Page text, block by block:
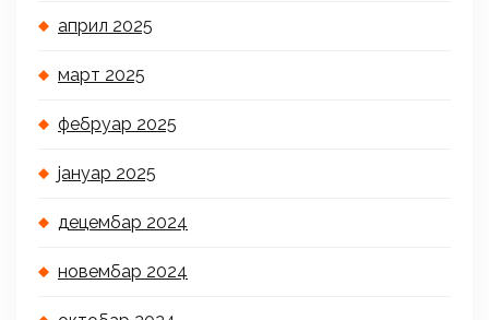
април 2025
март 2025
фебруар 2025
јануар 2025
децембар 2024
новембар 2024